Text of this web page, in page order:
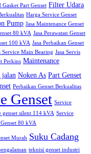
Part Genset Filter Udara
Harga Service Genset
Pump Jasa Maintenance Genset
80 kVA Jasa Perawatan Genset
100 kVA Jasa Perbaikan Genset
Service Main Bearing Jasa Servis
Perkins Maintenance
jalan Noken As Part Genset
Perbaikan Genset Berkualitas
Genset Service
genset silent 114 kVA Service
80 kVA
Murah Suku Cadang
teknisi genset industri